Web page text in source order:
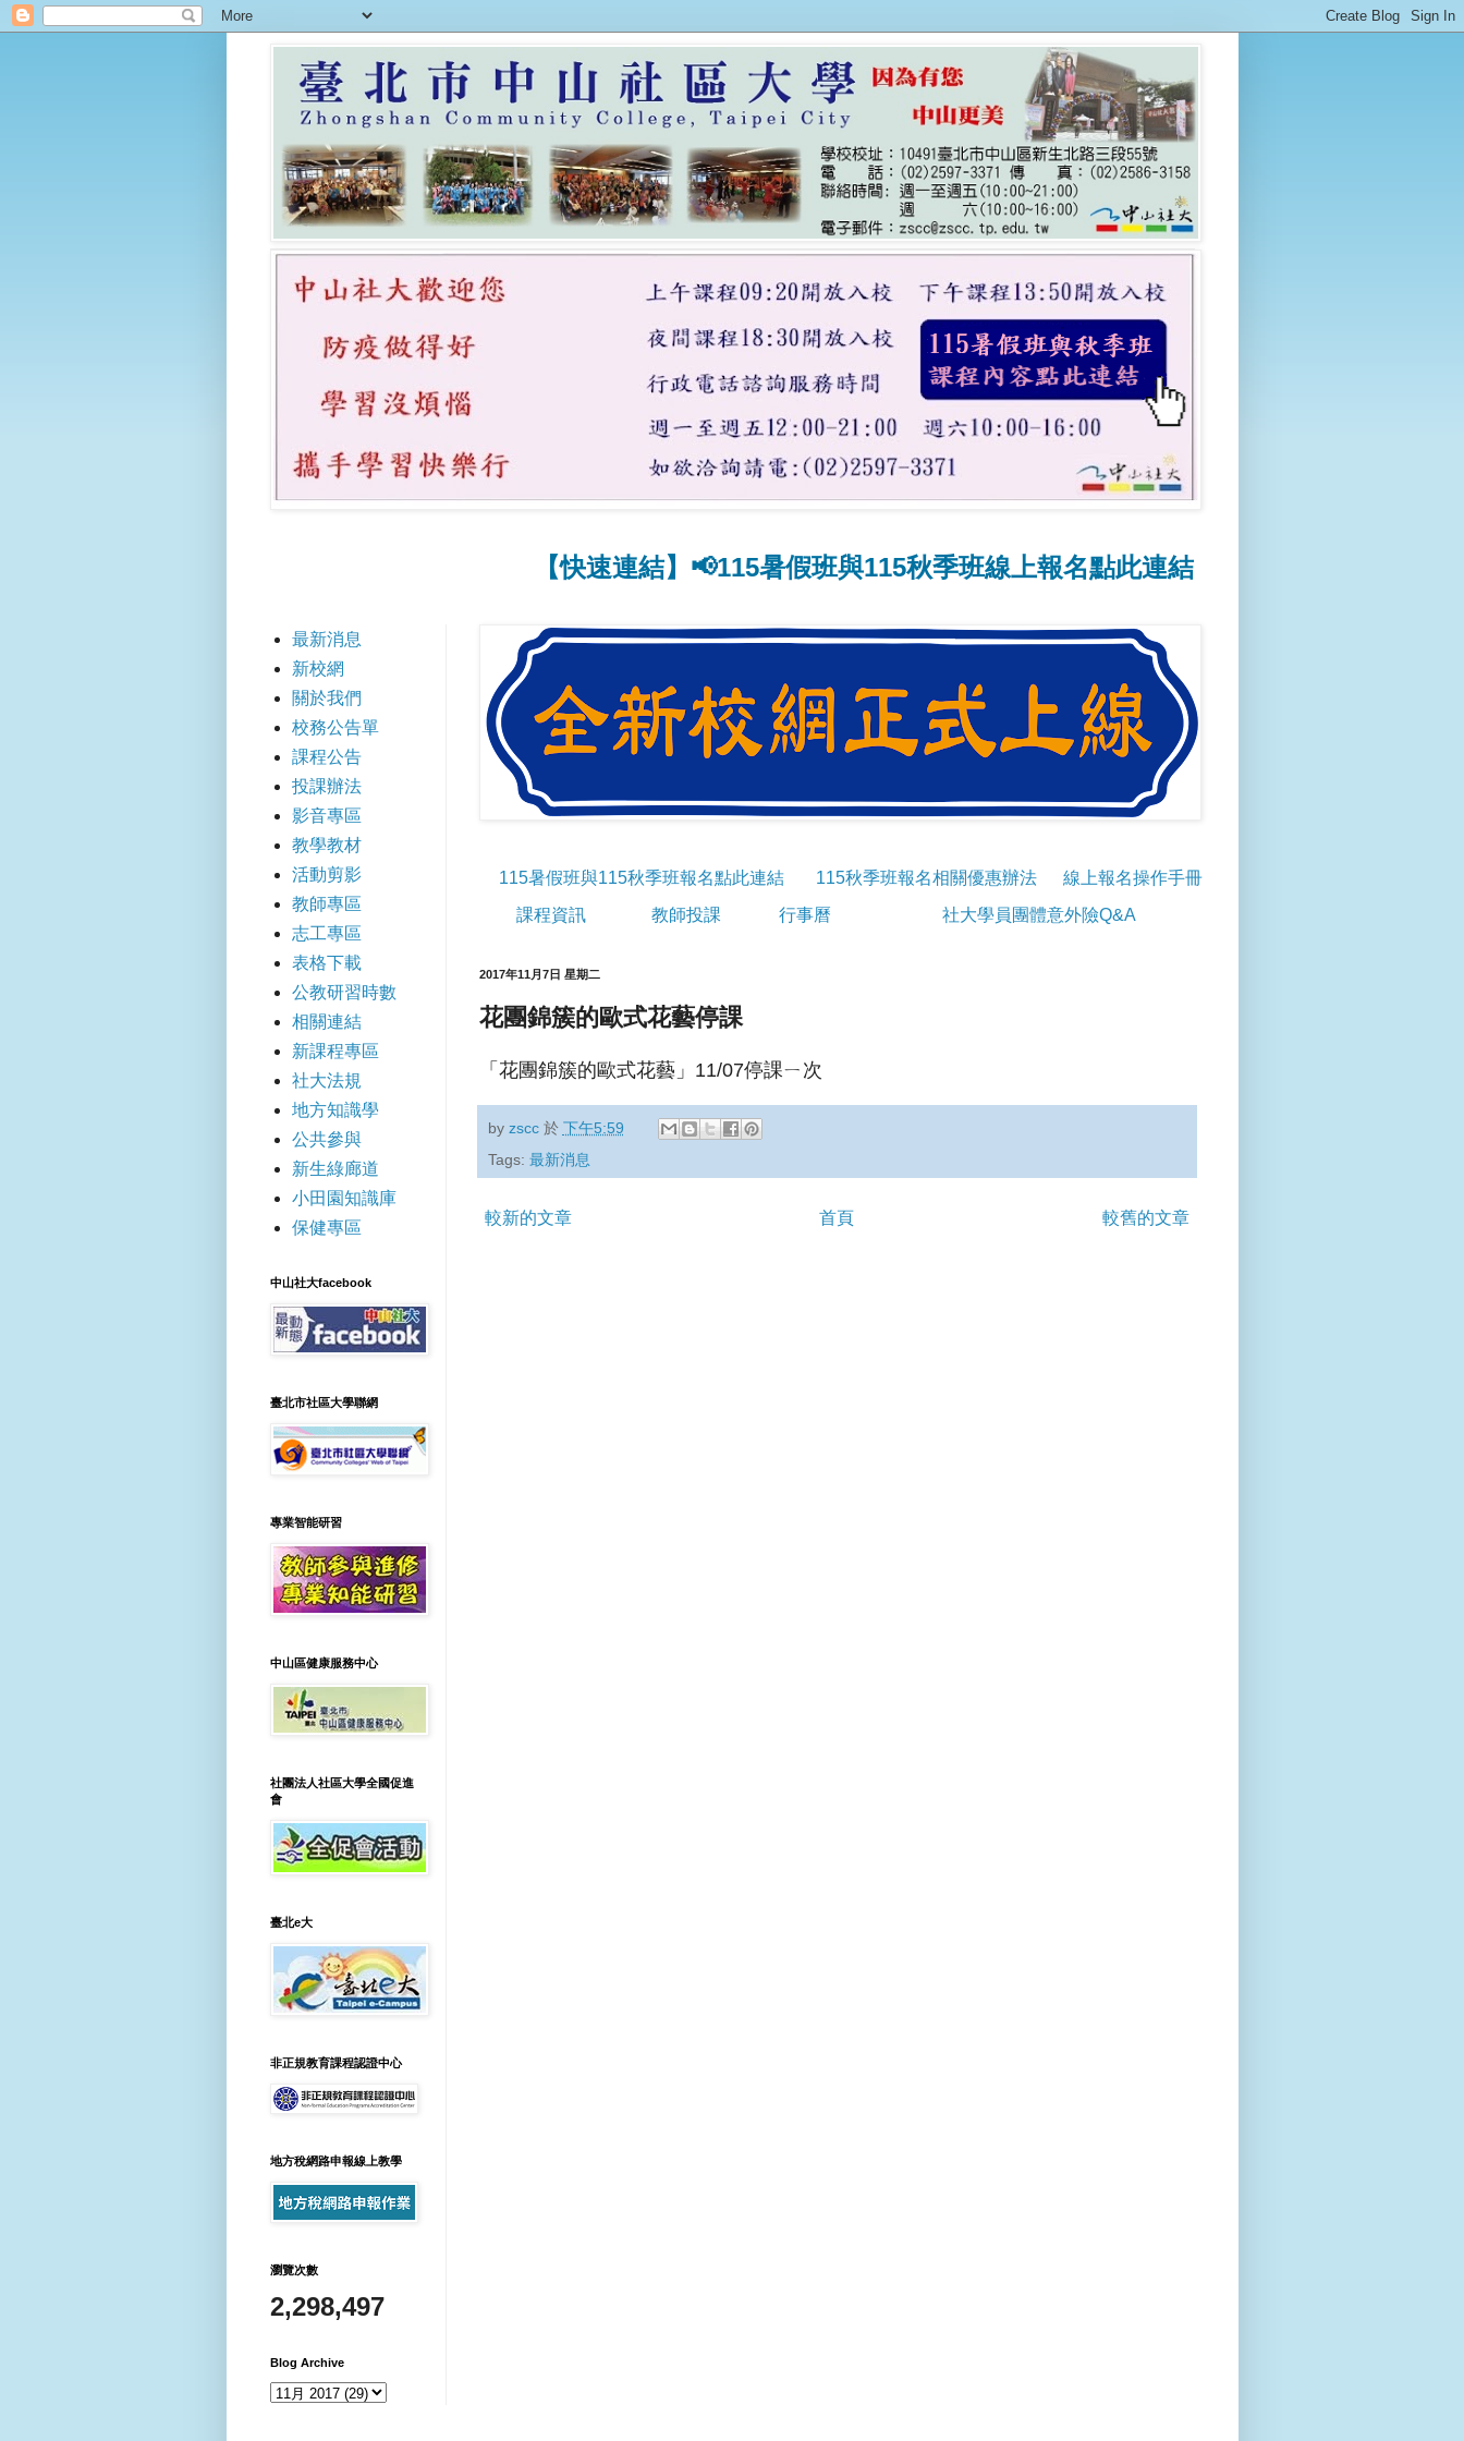
【快速連結】📢115暑假班與115秋季班線上報名點此連結 📢線上報名操作方式點此連
115暑假班與115秋季班報名點此連結 115秋季班報名相關優惠辦法
線上報名操作手冊
課程資訊
教師投課 行事曆 社大學員團體意外險Q&A
2017年11月7日 星期二
花團錦簇的歐式花藝停課
「花團錦簇的歐式花藝」11/07停課ㄧ次
by zscc 於 下午5:59
Tags: 最新消息
較新的文章 較舊的文章
首頁
最新消息
新校網
關於我們
校務公告單
課程公告
投課辦法
影音專區
教學教材
活動剪影
教師專區
志工專區
表格下載
公教研習時數
相關連結
新課程專區
社大法規
地方知識學
公共參與
新生綠廊道
小田園知識庫
保健專區
中山社大facebook
臺北市社區大學聯網
專業智能研習
中山區健康服務中心
社團法人社區大學全國促進
會
臺北e大
非正規教育課程認證中心
地方稅網路申報線上教學
瀏覽次數
2,298,497
Blog Archive